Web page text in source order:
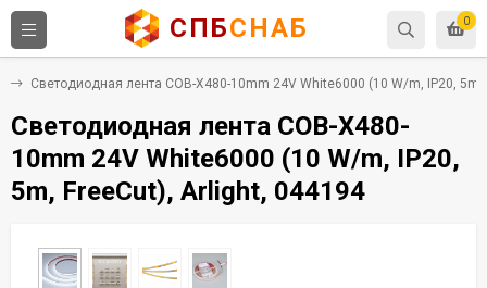
0
СПБСНАБ
Светодиодная лента COB-X480-10mm 24V White6000 (10 W/m, IP20,
Светодиодная лента COB-X480-
10mm 24V White6000 (10 W/m, IP20,
5m, FreeCut), Arlight, 044194